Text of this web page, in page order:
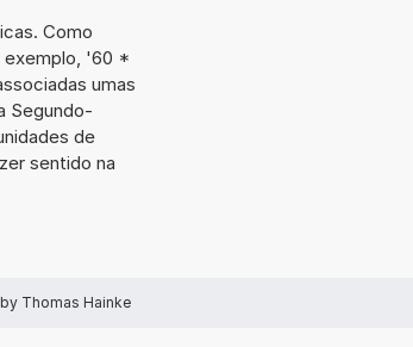
Como
exemplo, '60 *
umas
Segundo-
de
sentido na
Thomas Hainke